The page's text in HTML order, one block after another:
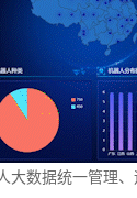
大数据统一管理